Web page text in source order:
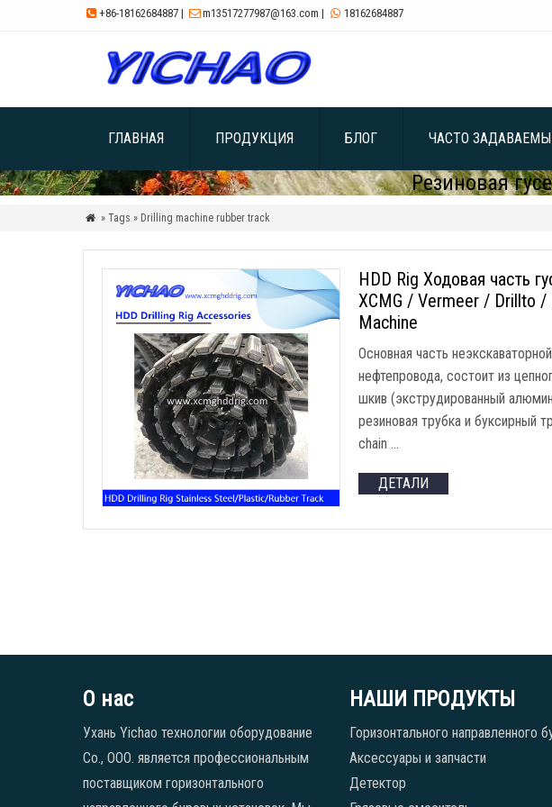
 +86-18162684887 | m13517277987@163.com |  18162684887
ГЛАВНАЯ ПРОДУКЦИЯ БЛОГ ЧАСТО
Резиновая
 » Tags » Drilling machine rubber track
HDD Rig Ходовая часть
XCMG / Vermeer / Drillto /
Machine
Основная часть
нефтепровода, состоит из
шкив (экструдированный
резиновая трубка и буксирный
chain …
ДЕТАЛИ
О нас
Ухань Yichao технологии оборудование
Co., ООО. является профессиональным
поставщиком горизонтального
НАШИ ПРОДУКТЫ
Горизонтального направленного
Аксессуары и запчасти
Детектор